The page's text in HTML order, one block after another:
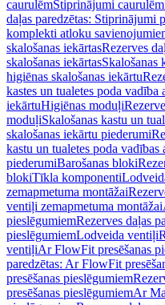
caurulēmStiprinājumi caurulēm
daļas paredzētas: Stiprinājumi
komplekti atloku
skalošanas iekārtasRezerves
skalošanas iekārtasSkalošanas
higiēnas skalošanas iekārtu
kastes un tualetes poda vadība
iekārtuHigiēnas moduļi
moduļiSkalošanas kastu un
skalošanas iekārtu piederumi
kastu un tualetes poda vadības
piederumiBarošanas bloki
blokiTīkla komponenti
zemapmetuma montāžai
ventiļi zemapmetuma montāžai
pieslēgumiemRezerves daļas
pieslēgumiemLodveida ventiļi
ventiļiAr FlowFit presēšanas
paredzētas: Ar FlowFit
presēšanas pieslēgumiem
presēšanas pieslēgumiemAr